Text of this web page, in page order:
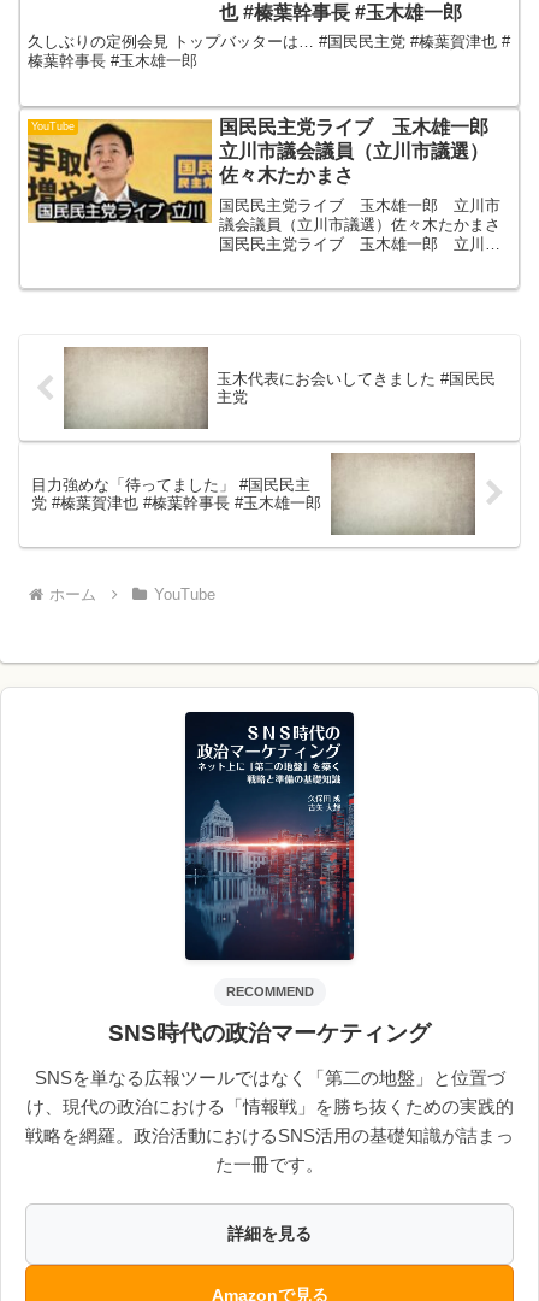
也 #榛葉幹事長 #玉木雄一郎
久しぶりの定例会見 トップバッターは… #国民民主党 #榛葉賀津也 #
榛葉幹事長 #玉木雄一郎
YouTube
国民民主党ライブ 玉木雄一郎
立川市議会議員（立川市議選）
佐々木たかまさ
国民民主党ライブ 玉木雄一郎 立川市
議会議員（立川市議選）佐々木たかまさ
国民民主党ライブ 玉木雄一郎 立川市
玉木代表にお会いしてきました #国民民
主党
目力強めな「待ってました」 #国民民主
党 #榛葉賀津也 #榛葉幹事長 #玉木雄一郎
ホーム YouTube
RECOMMEND
SNS時代の政治マーケティング
SNSを単なる広報ツールではなく「第二の地盤」と位置づ
け、現代の政治における「情報戦」を勝ち抜くための実践的
戦略を網羅。政治活動におけるSNS活用の基礎知識が詰まっ
た一冊です。
詳細を見る
Amazonで見る